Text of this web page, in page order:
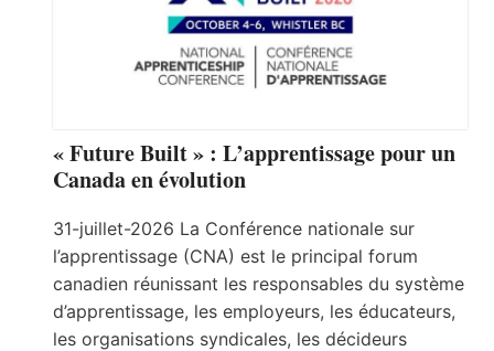
« Future Built » : L’apprentissage pour un
Canada en évolution
31-juillet-2026 La Conférence nationale sur
l’apprentissage (CNA) est le principal forum
canadien réunissant les responsables du système
d’apprentissage, les employeurs, les éducateurs,
les organisations syndicales, les décideurs